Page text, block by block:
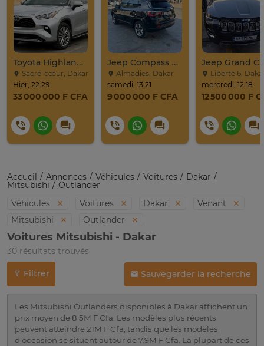
Toyota Highlander Platinium 2023
Sacré-cœur, Dakar
Hier, 22:29
33 000 000 F CFA
Jeep Compass SUV Noir Essence Automatique
Almadies, Dakar
samedi, 13:21
9 000 000 F CFA
Liberte 6,
mercredi, 12:18
12 500 000 F
Accueil Annonces Véhicules Voitures Dakar
Mitsubishi
Outlander
Véhicules
Voitures Dakar
Venant
Mitsubishi
Outlander
Voitures Mitsubishi - Dakar
30 résultats trouvés
Filtrer Sauvegarder la recherche
Les Mitsubishi Outlanders disponibles à Dakar affichent un
prix moyen de 8.5M F Cfa. Les modèles plus récents
peuvent atteindre 21M F Cfa, tandis que les modèles
d'occasion se situent autour de 7.9M F Cfa. La plupart de ces